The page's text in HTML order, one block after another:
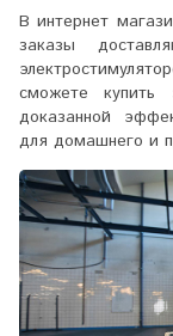
В интернет
заказы
сможете купить
доказанной
для домашнего и